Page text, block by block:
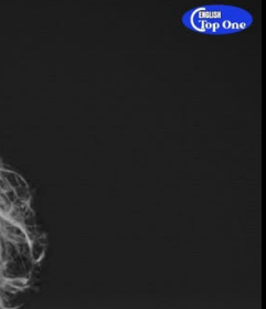
)
ြောပြလိုက်)
ပြောပြနဲ့)
းဇူးပြုပြီး ကျွန်တော့်ကို အမှန်
(သူက သူ့သူငယ်ချင်းကို လျှို့ဝှက်
အခါ (Saying WORDS 💬)
ာပြောတာလဲ (WHAT?) ဆိုတဲ့
။ သူ့နောက်မှာ လူ
လိုက်လို့မရပါဘူး။